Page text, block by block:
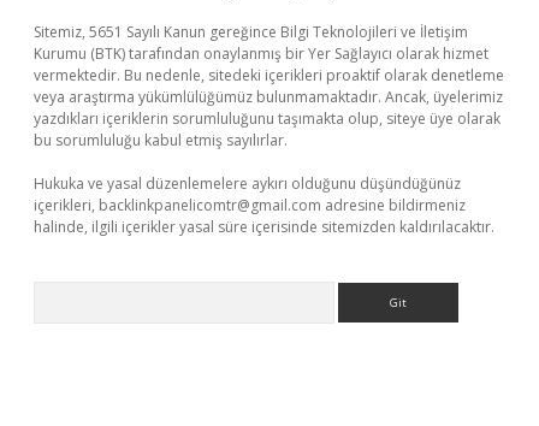
Sitemiz, 5651 Sayılı Kanun gereğince Bilgi Teknolojileri ve İletişim
Kurumu (BTK) tarafından onaylanmış bir Yer Sağlayıcı olarak hizmet
vermektedir. Bu nedenle, sitedeki içerikleri proaktif olarak denetleme
veya araştırma yükümlülüğümüz bulunmamaktadır. Ancak, üyelerimiz
yazdıkları içeriklerin sorumluluğunu taşımakta olup, siteye üye olarak
bu sorumluluğu kabul etmiş sayılırlar.
Hukuka ve yasal düzenlemelere aykırı olduğunu düşündüğünüz
içerikleri, backlinkpanelicomtr@gmail.com adresine bildirmeniz
halinde, ilgili içerikler yasal süre içerisinde sitemizden kaldırılacaktır.